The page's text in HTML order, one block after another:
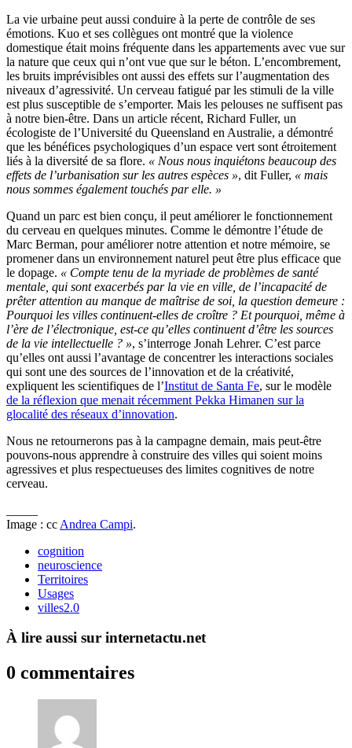
La vie urbaine peut aussi conduire à la perte de contrôle de ses
émotions. Kuo et ses collègues ont montré que la violence
domestique était moins fréquente dans les appartements avec vue sur
la nature que ceux qui n’ont vue que sur le béton. L’encombrement,
les bruits imprévisibles ont aussi des effets sur l’augmentation des
niveaux d’agressivité. Un cerveau fatigué par les stimuli de la ville
est plus susceptible de s’emporter. Mais les pelouses ne suffisent pas
à notre bien-être. Dans un article récent, Richard Fuller, un
écologiste de l’Université du Queensland en Australie, a démontré
que les bénéfices psychologiques d’un espace vert sont étroitement
liés à la diversité de sa flore. « Nous nous inquiétons beaucoup des
effets de l’urbanisation sur les autres espèces », dit Fuller, « mais
nous sommes également touchés par elle. »
Quand un parc est bien conçu, il peut améliorer le fonctionnement
du cerveau en quelques minutes. Comme le démontre l’étude de
Marc Berman, pour améliorer notre attention et notre mémoire, se
promener dans un environnement naturel peut être plus efficace que
le dopage. « Compte tenu de la myriade de problèmes de santé
mentale, qui sont exacerbés par la vie en ville, de l’incapacité de
prêter attention au manque de maîtrise de soi, la question demeure :
Pourquoi les villes continuent-elles de croître ? Et pourquoi, même à
l’ère de l’électronique, est-ce qu’elles continuent d’être les sources
de la vie intellectuelle ? », s’interroge Jonah Lehrer. C’est parce
qu’elles ont aussi l’avantage de concentrer les interactions sociales
qui sont une des sources de l’innovation et de la créativité,
expliquent les scientifiques de l’Institut de Santa Fe, sur le modèle
de la réflexion que menait récemment Pekka Himanen sur la
glocalité des réseaux d’innovation.
Nous ne retournerons pas à la campagne demain, mais peut-être
pouvons-nous apprendre à construire des villes qui soient moins
agressives et plus respectueuses des limites cognitives de notre
cerveau.
Image : cc Andrea Campi.
cognition
neuroscience
Territoires
Usages
villes2.0
À lire aussi sur internetactu.net
0 commentaires